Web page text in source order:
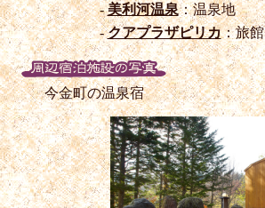
-美利河温泉：温泉地
-クアプラザピリカ：旅館
今金町の温泉宿